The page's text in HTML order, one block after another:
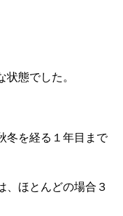
態でした。
冬を経る１年目まで
、ほとんどの場合３